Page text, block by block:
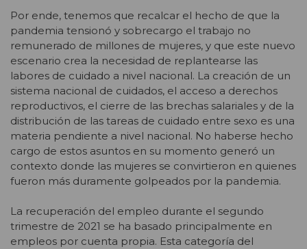
Por ende, tenemos que recalcar el hecho de que la
pandemia tensionó y sobrecargo el trabajo no
remunerado de millones de mujeres, y que este nuevo
escenario crea la necesidad de replantearse las
labores de cuidado a nivel nacional. La creación de un
sistema nacional de cuidados, el acceso a derechos
reproductivos, el cierre de las brechas salariales y de la
distribución de las tareas de cuidado entre sexo es una
materia pendiente a nivel nacional. No haberse hecho
cargo de estos asuntos en su momento generó un
contexto donde las mujeres se convirtieron en quienes
fueron más duramente golpeados por la pandemia.
La recuperación del empleo durante el segundo
trimestre de 2021 se ha basado principalmente en
empleos por cuenta propia. Esta categoría del